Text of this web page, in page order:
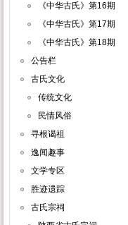
《中华古氏》第16期
《中华古氏》第17期
《中华古氏》第18期
公告栏
古氏文化
传统文化
民情风俗
寻根谒祖
逸闻趣事
文学专区
胜迹遗踪
古氏宗祠